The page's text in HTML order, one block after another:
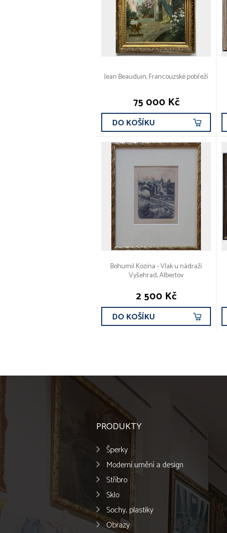
Jean Beauduin, Francouzské pobřeží
75 000 Kč
DO KOŠÍKU
Bohumil Kozina - Vlak u nádraží
Vyšehrad, Albertov
2 500 Kč
DO KOŠÍKU
PRODUKTY
Šperky
Moderní umění a design
Stříbro
Sklo
Sochy, plastiky
Obrazy